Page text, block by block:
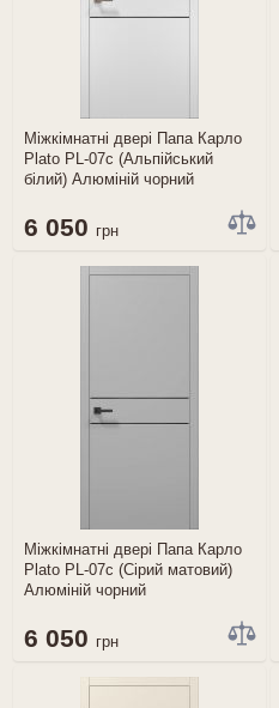
Міжкімнатні двері Папа Карло
Plato PL-07c (Альпійський
білий) Алюміній чорний
6 050 грн
Міжкімнатні двері Папа Карло
Plato PL-07c (Сірий матовий)
Алюміній чорний
6 050 грн